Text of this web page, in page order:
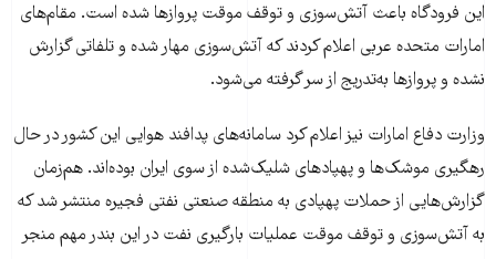
این فرودگاه باعث آتش‌سوزی و توقف موقت پروازها شده است. مقام‌های
امارات متحده عربی اعلام کردند که آتش‌سوزی مهار شده و تلفاتی گزارش
نشده و پروازها به‌تدریج از سر گرفته می‌شود.
وزارت دفاع امارات نیز اعلام کرد سامانه‌های پدافند هوایی این کشور در حال
رهگیری موشک‌ها و پهپادهای شلیک‌شده از سوی ایران بوده‌اند. هم‌زمان
گزارش‌هایی از حملات پهپادی به منطقه صنعتی نفتی فجیره منتشر شد که
به آتش‌سوزی و توقف موقت عملیات بارگیری نفت در این بندر مهم منجر